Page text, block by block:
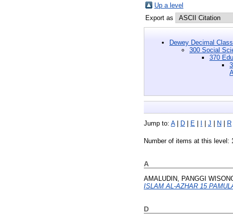
Up a level
Export as
Dewey Decimal
300 Social
370
Jump to: A| D E J N R
Number of items at this level:
A
AMALUDIN, PANGGI
ISLAM AL-AZHAR 15
D